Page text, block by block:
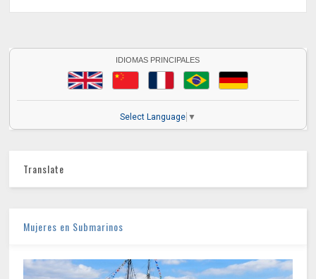
IDIOMAS PRINCIPALES
Select Language ▼
Translate
Mujeres en Submarinos